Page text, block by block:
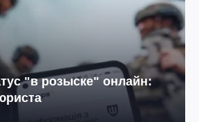
"в розыске" онлайн: